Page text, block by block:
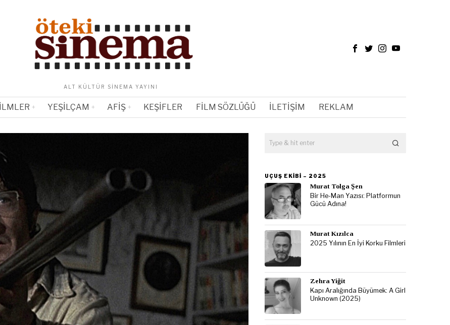
ALT KÜLTÜR SINEMA YAYINI
YEŞILÇAM AFIŞ KEŞIFLER FILM SÖZLÜĞÜ İLETIŞIM REKLAM
UÇUŞ EKIBI – 2025
Murat Tolga Şen
Bir He-Man Yazısı: Platformun
Gücü Adına!
Murat Kızılca
2025 Yılının En İyi Korku Filmleri
Zehra Yiğit
Kapı Aralığında Büyümek: A Girl
Unknown (2025)